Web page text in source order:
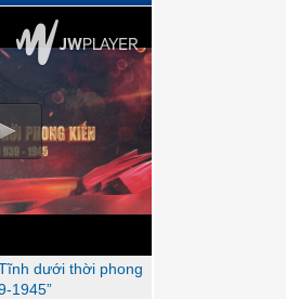
dưới thời phong
1945”